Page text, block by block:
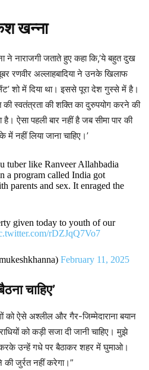
खन्ना
ने नाराजगी जताते हुए कहा कि,’ये बहुत दुख
रणवीर अल्लाहबादिया ने उनके खिलाफ
शो में दिया था। इससे पूरा देश गुस्से में है।
स्वतंत्रता की शक्ति का दुरुपयोग करने की
ऐसा पहली बार नहीं है जब सीमा पार की
नहीं लिया जाना चाहिए।’
tuber like Ranveer Allahbadia
a program called India got
parents and sex. It enraged the
given today to youth of our
rDZJqQ7Vo7
February 11, 2025
चाहिए’
को ऐसे अश्लील और गैर-जिम्मेदाराना बयान
को कड़ी सजा दी जानी चाहिए। मुझे
उन्हें गधे पर बैठाकर शहर में घुमाओ।
जुर्रत नहीं करेगा।”